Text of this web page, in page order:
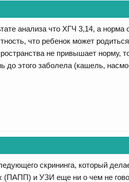
анализа что ХГЧ 3,14, а
что ребенок может
не привышает норму,
до этого заболела (кашель,
скрининга, который
(ПАПП) и УЗИ еще ни о чем не